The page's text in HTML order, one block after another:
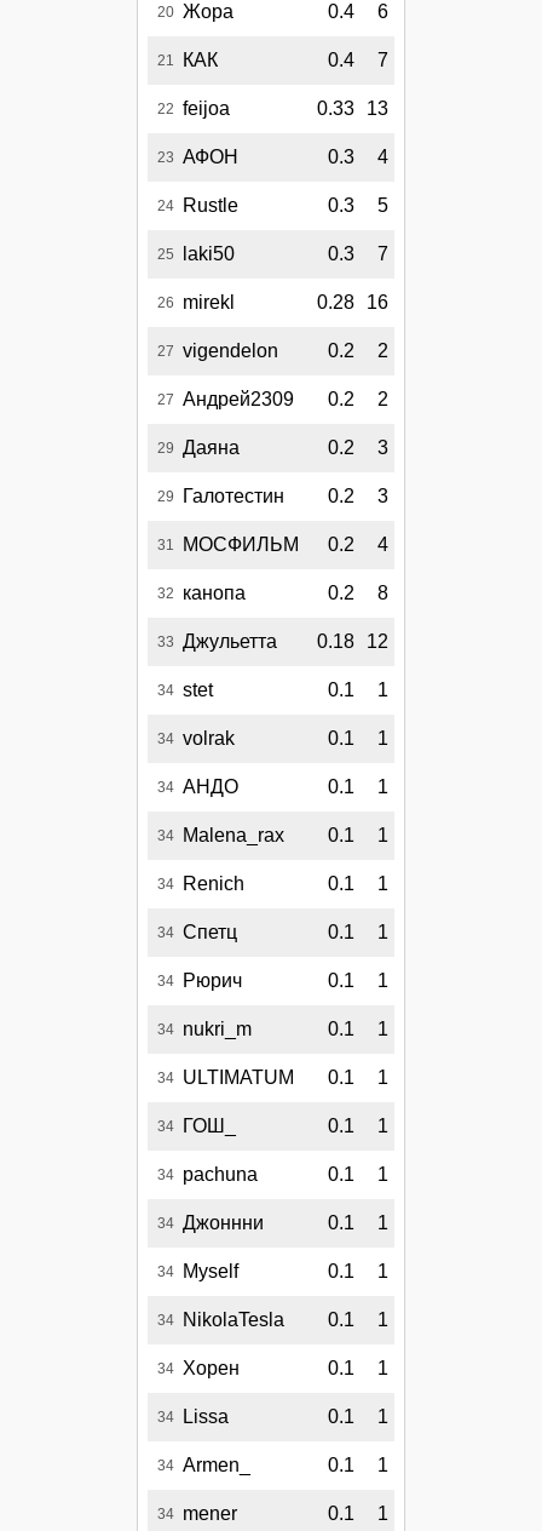
20 Жора 0.4 6
21 КАК 0.4 7
22 feijoa 0.33 13
23 АФОН 0.3 4
24 Rustle 0.3 5
25 laki50 0.3 7
26 mirekl 0.28 16
27 vigendelon 0.2 2
27 Андрей2309 0.2 2
29 Даяна 0.2 3
29 Галотестин 0.2 3
31 МОСФИЛЬМ 0.2 4
32 канопа 0.2 8
33 Джульетта 0.18 12
34 stet 0.1 1
34 volrak 0.1 1
34 АНДО 0.1 1
34 Malena_rax 0.1 1
34 Renich 0.1 1
34 Спетц 0.1 1
34 Рюрич 0.1 1
34 nukri_m 0.1 1
34 ULTIMATUM 0.1 1
34 ГОШ_ 0.1 1
34 pachuna 0.1 1
34 Джоннни 0.1 1
34 Myself 0.1 1
34 NikolaTesla 0.1 1
34 Хорен 0.1 1
34 Lissa 0.1 1
34 Armen_ 0.1 1
34 mener 0.1 1